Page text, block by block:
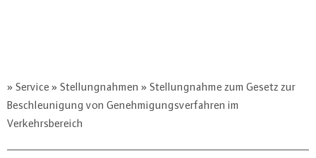
Service Stellungnahmen
Stellungnahme zum Gesetz zur
Beschleunigung von Genehmigungsverfahren im
Verkehrsbereich